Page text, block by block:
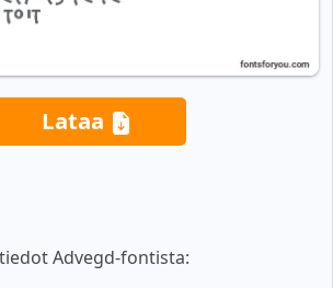
Lataa
Advegd-fontista: